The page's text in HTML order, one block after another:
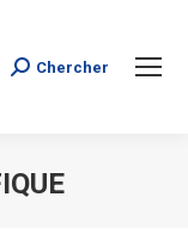
Search:
Chercher